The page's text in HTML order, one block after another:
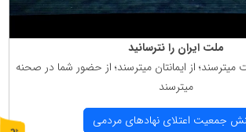
ملت ایران را نترسانید
میترسند؛ از ایمانتان میترسند؛ از حضور شما در صحنه
میترسند
جمعیت اعتلای نهادهای مردمی